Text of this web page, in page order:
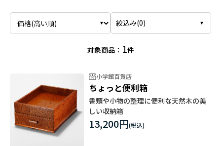
絞込み(0)
対象商品： 1件
小学館百貨店
ちょっと便利箱
書類や小物の整理に便利な天然木の美
しい収納箱
13,200円